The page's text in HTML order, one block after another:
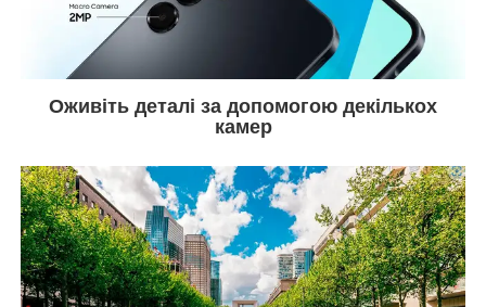
Оживіть деталі за допомогою декількох
камер